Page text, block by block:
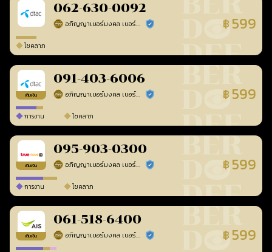
062-630-0092
อภิญญาเบอร์มงคล เบอร์สวยเลขศาสตร์ ร้านยืนยันแล้ว ฿ 599
โชคลาภ
เติมเงิน
091-403-6006
อภิญญาเบอร์มงคล เบอร์สวยเลขศาสตร์ ร้านยืนยันแล้ว ฿ 599
การงาน โชคลาภ
เติมเงิน
095-903-0300
อภิญญาเบอร์มงคล เบอร์สวยเลขศาสตร์ ร้านยืนยันแล้ว ฿ 599
การงาน โชคลาภ
เติมเงิน
061-518-6400
อภิญญาเบอร์มงคล เบอร์สวยเลขศาสตร์ ร้านยืนยันแล้ว ฿ 599